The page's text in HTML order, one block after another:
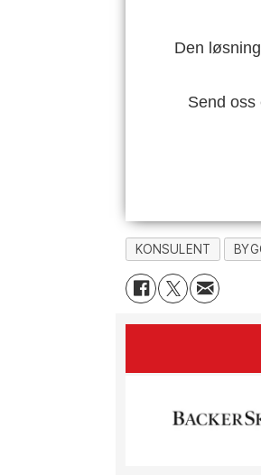
Den
Send oss
KONSULENT